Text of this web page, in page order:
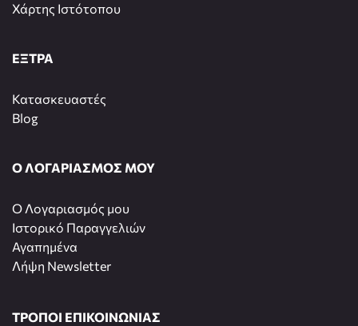
Χάρτης Ιστότοπου
ΕΞΤΡΑ
Κατασκευαστές
Blog
Ο ΛΟΓΑΡΙΑΣΜΟΣ ΜΟΥ
O Λογαριασμός μου
Ιστορικό Παραγγελιών
Αγαπημένα
Λήψη Newsletter
ΤΡΟΠΟΙ ΕΠΙΚΟΙΝΩΝΙΑΣ